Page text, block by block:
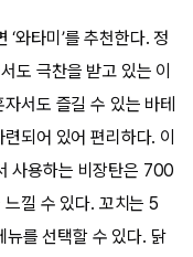
와타미’를 추천한다. 정
도 극찬을 받고 있는 이
서도 즐길 수 있는 바테
되어 있어 편리하다. 이
사용하는 비장탄은 700
낄 수 있다. 꼬치는 5
를 선택할 수 있다. 닭